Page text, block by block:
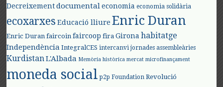
Decreixement documental economia economia solidària
ecoxarxes Educació lliure Enric Duran
Enric Duran faircoin faircoop fira Girona habitatge
Independència IntegralCES intercanvi jornades assembleàries
KurdistanL'Albada Memòria històrica mercat microfinançament
moneda social p2p Foundation Revolució